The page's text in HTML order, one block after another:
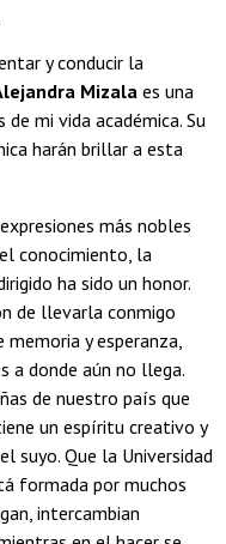
y conducir la
Mizala es una
mi vida académica. Su
harán brillar a esta
más nobles
conocimiento, la
ha sido un honor.
de llevarla conmigo
y esperanza,
a donde aún no llega.
de nuestro país que
un espíritu creativo y
suyo. Que la Universidad
formada por muchos
intercambian